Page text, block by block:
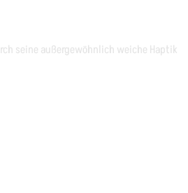
seine außergewöhnlich weiche Haptik